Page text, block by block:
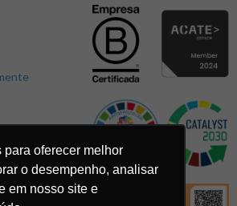
oferecer melhor
o desempenho, analisar
em nosso site e